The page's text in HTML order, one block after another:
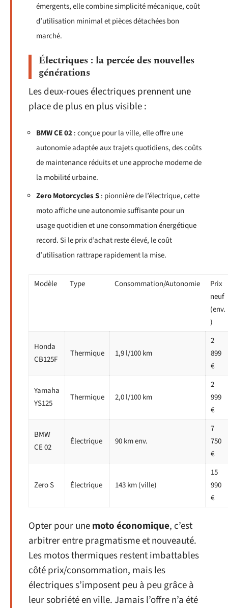
émergents, elle combine simplicité mécanique, coût
d’utilisation minimal et pièces détachées bon
marché.
Électriques : la percée des nouvelles
générations
Les deux-roues électriques prennent une
place de plus en plus visible :
BMW CE 02: conçue pour la ville, elle offre une
autonomie adaptée aux trajets quotidiens, des coûts
de maintenance réduits et une approche moderne de
la mobilité urbaine.
Zero Motorcycles S: pionnière de l’électrique, cette
moto affiche une autonomie suffisante pour un
usage quotidien et une consommation énergétique
record. Si le prix d’achat reste élevé, le coût
d’utilisation rattrape rapidement la mise.
Modèle Type Consommation/Autonomie
Prix
neuf
(env.
)
Honda
CB125F
Thermique 1,9 l/100 km
2
899
€
Yamaha
YS125
Thermique 2,0 l/100 km
2
999
€
BMW
CE 02
Électrique 90 km env.
7
750
€
Zero S Électrique 143 km (ville)
15
990
€
Opter pour unemoto économique, c’est
arbitrer entre pragmatisme et nouveauté.
Les motos thermiques restent imbattables
côté prix/consommation, mais les
électriques s’imposent peu à peu grâce à
leur sobriété en ville. Jamais l’offre n’a été